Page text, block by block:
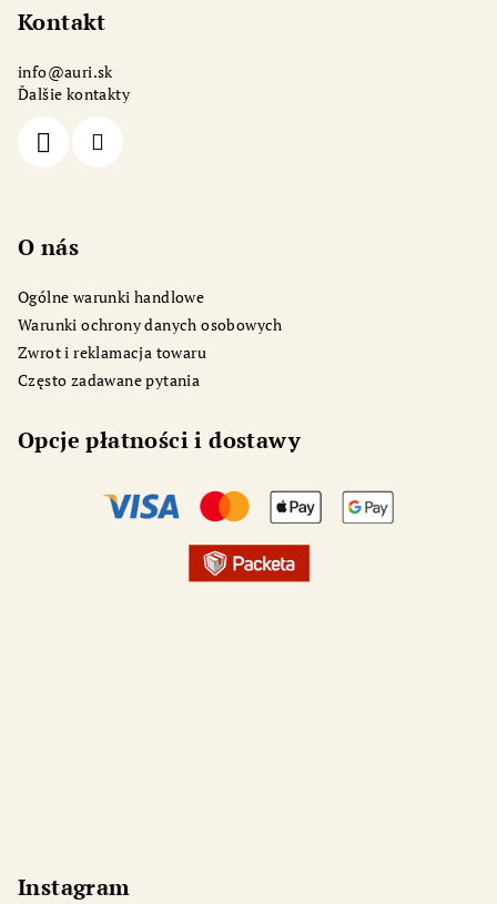
Kontakt
info@auri.sk
Ďalšie kontakty
O nás
Ogólne warunki handlowe
Warunki ochrony danych osobowych
Zwrot i reklamacja towaru
Często zadawane pytania
Opcje płatności i dostawy
Instagram